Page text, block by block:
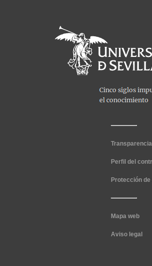
Transparencia
Perfil del
Protección de
Mapa web
Aviso legal